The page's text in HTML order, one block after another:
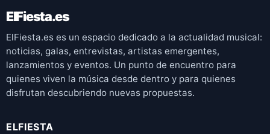
ElFiesta.es
ElFiesta.es es un espacio dedicado a la actualidad musical:
noticias, galas, entrevistas, artistas emergentes,
lanzamientos y eventos. Un punto de encuentro para
quienes viven la música desde dentro y para quienes
disfrutan descubriendo nuevas propuestas.
ELFIESTA